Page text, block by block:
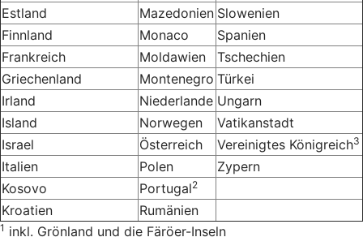
Estland
Mazedonien Slowenien
Finnland
Monaco
Spanien
Frankreich
Moldawien
Tschechien
Griechenland
Montenegro Türkei
Irland
Niederlande Ungarn
Island
Norwegen
Vatikanstadt
Israel
Österreich Vereinigtes Königreich3
Italien Polen
Zypern
Kosovo
Portugal2
Kroatien Rumänien
1 inkl. Grönland und die Färöer-Inseln